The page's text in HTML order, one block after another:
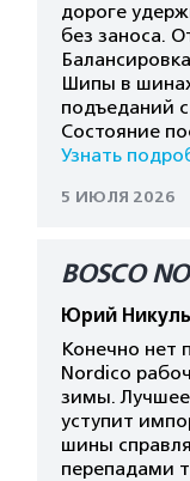
дороге
без заноса.
Шипы в
подъеданий
Состояние
Узнать
5 ИЮЛЯ 2026
BOSCO
Юрий
Конечно нет
Nordico
зимы.
уступит
шины
перепадами